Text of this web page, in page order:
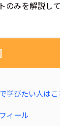
のみを解説し
]
学びたい人はこ
ィール